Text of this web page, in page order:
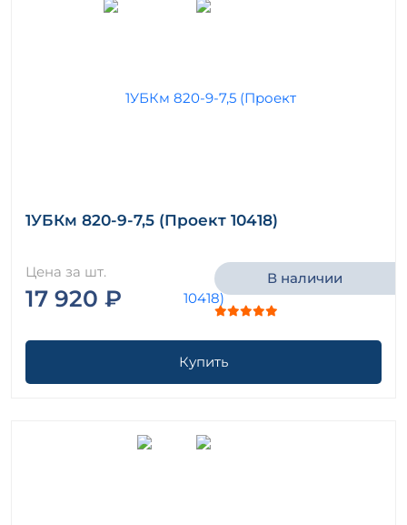
1УБКм 820-9-7,5 (Проект 10418)
Цена за шт.
17 920 ₽
В наличии
Купить